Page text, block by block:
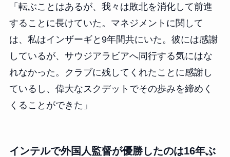
「転ぶことはあるが、我々は敗北を消化して前進
することに長けていた。マネジメントに関して
は、私はインザーギと9年間共にいた。彼には感謝
しているが、サウジアラビアへ同行する気にはな
れなかった。クラブに残してくれたことに感謝し
ているし、偉大なスクデットでその歩みを締めく
くることができた」
インテルで外国人監督が優勝したのは16年ぶ